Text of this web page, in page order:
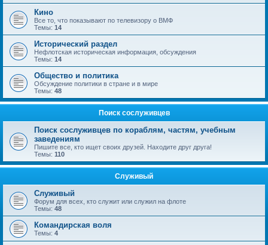
Кино
Все то, что показывают по телевизору о ВМФ
Темы: 14
Исторический раздел
Нефлотская историческая информация, обсуждения
Темы: 14
Общество и политика
Обсуждение политики в стране и в мире
Темы: 48
Поиск сослуживцев
Поиск сослуживцев по кораблям, частям, учебным
заведениям
Пишите все, кто ищет своих друзей. Находите друг друга!
Темы: 110
Служивый
Служивый
Форум для всех, кто служит или служил на флоте
Темы: 48
Командирская воля
Темы: 4